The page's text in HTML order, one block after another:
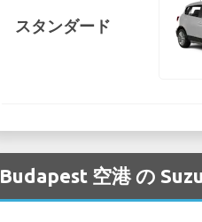
スタンダード
Budapest 空港 の